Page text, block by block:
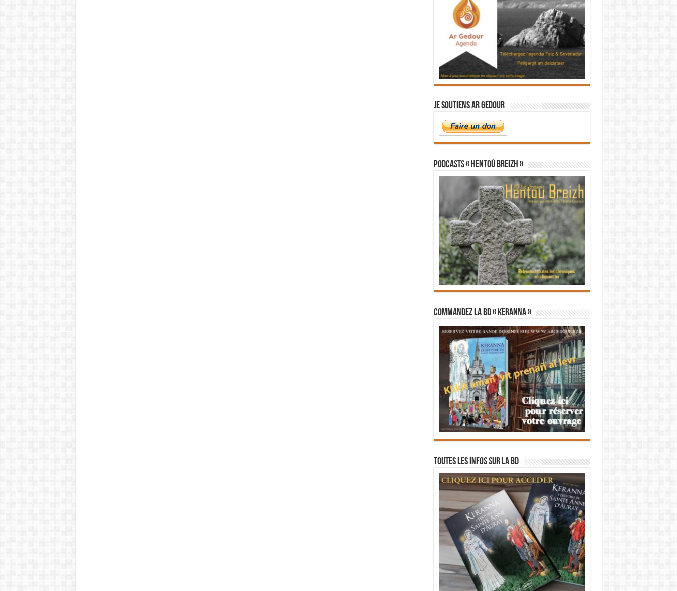
Je soutiens Ar Gedour
PODCASTS « Hentoù Breizh »
Commandez la BD « Keranna »
Toutes les infos sur la BD